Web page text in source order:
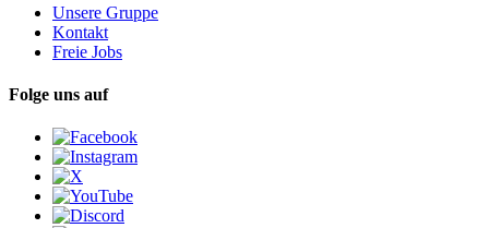
Unsere Gruppe
Kontakt
Freie Jobs
Folge uns auf